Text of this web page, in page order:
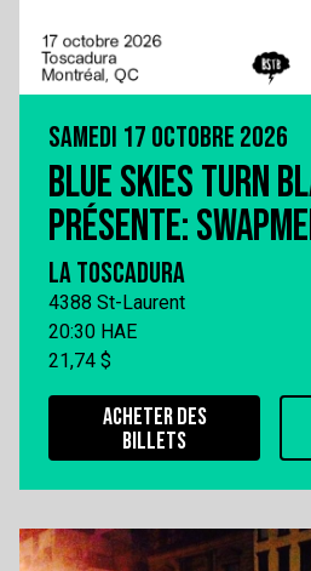
SAMEDI 17 OCTOBRE 2026
BLUE SKIES TURN
PRÉSENTE:
LA TOSCADURA
4388 St-Laurent
20:30 HAE
21,74 $
ACHETER DES
BILLETS